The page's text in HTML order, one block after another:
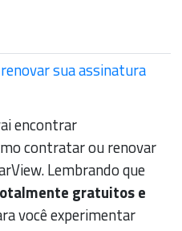
sua assinatura
encontrar
contratar ou renovar
Lembrando que
gratuitos e
você experimentar